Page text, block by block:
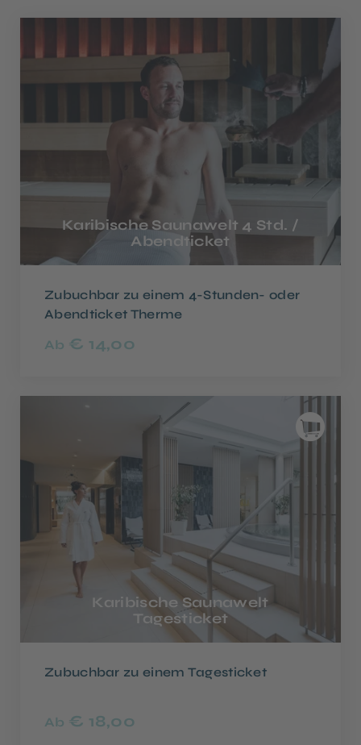
Karibische Saunawelt 4 Std. /
Abendticket
Zubuchbar zu einem 4-Stunden- oder
Abendticket Therme
Ab € 14,00
Karibische Saunawelt
Tagesticket
Zubuchbar zu einem Tagesticket
Ab € 18,00